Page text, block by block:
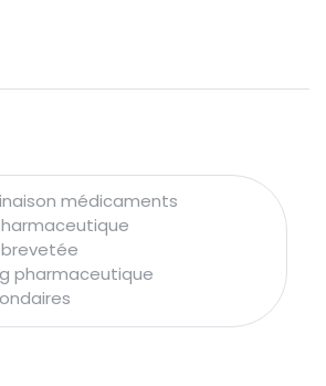
médicaments
pharmaceutique